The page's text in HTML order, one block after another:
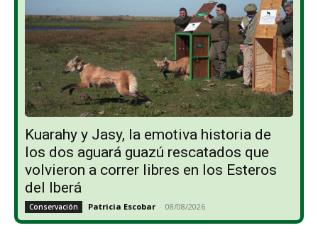
Kuarahy y Jasy, la emotiva historia de
los dos aguará guazú rescatados que
volvieron a correr libres en los Esteros
del Iberá
Conservación Patricia Escobar - 08/08/2026